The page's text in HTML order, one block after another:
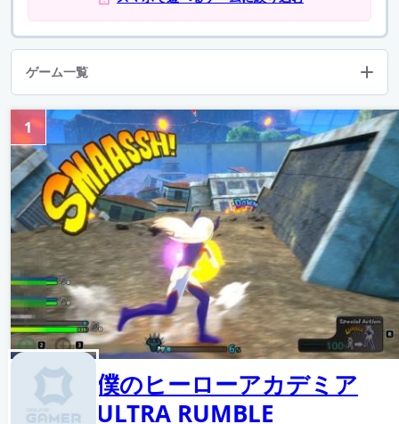
ゲーム一覧
僕のヒーローアカデミア
ULTRA RUMBLE
1